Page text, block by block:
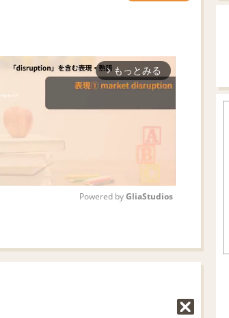
arrow_forward_ios もっとみる
Powered by GliaStudios